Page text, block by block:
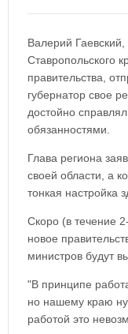
Валерий
Ставропольского
правительства,
губернатор свое
достойно
обязанностями.
Глава региона
своей области, а
тонкая настройка
Скоро (в течение
новое
министров будут
"В принципе
но нашему краю
работой это